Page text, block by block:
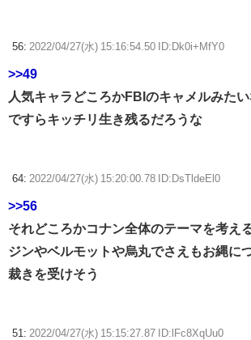
56: 2022/04/27(水) 15:16:54.50 ID:Dk0i+MfY0
>>49
人気キャラどころかFBIのキャメルみた
ですらキッチリ生き残るだろうな
64: 2022/04/27(水) 15:20:00.78 ID:DsTldeEl0
>>56
それどころかコナン全体のテーマを考え
ジンやベルモットや烏丸でさえもお縄に
裁きを受けそう
51: 2022/04/27(水) 15:15:27.87 ID:lFc8XqUu0